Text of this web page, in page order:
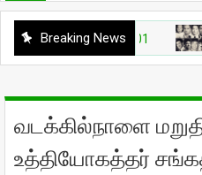
Breaking News
வடக்கில்நாளை
உத்தியோகத்தர்